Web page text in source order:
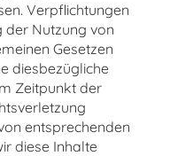
Verpflichtungen
der Nutzung von
Gesetzen
diesbezügliche
Zeitpunkt der
entsprechenden
diese Inhalte